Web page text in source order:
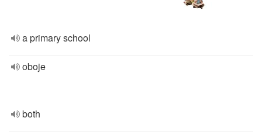
a primary school
oboje
both